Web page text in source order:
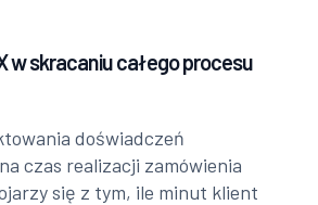
w skracaniu całego procesu
doświadczeń
czas realizacji zamówienia
się z tym, ile minut klient